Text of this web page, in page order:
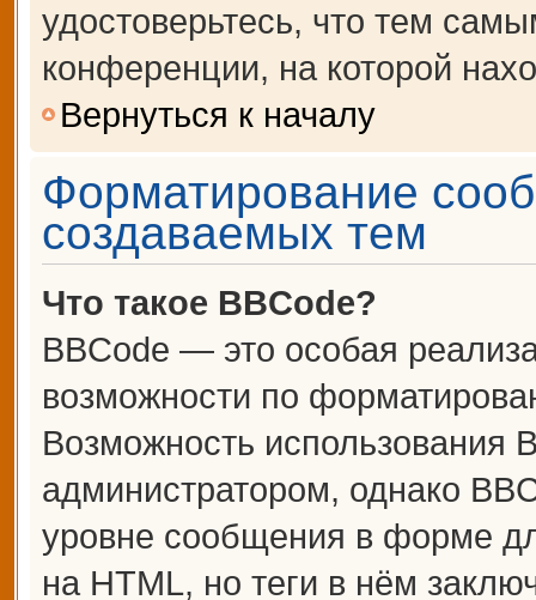
удостоверьтесь, что тем
конференции, на которой
Вернуться к началу
Форматирование
создаваемых тем
Что такое BBCode?
BBCode — это особая
возможности по
Возможность использования
администратором, однако
уровне сообщения в форме
на HTML, но теги в нём